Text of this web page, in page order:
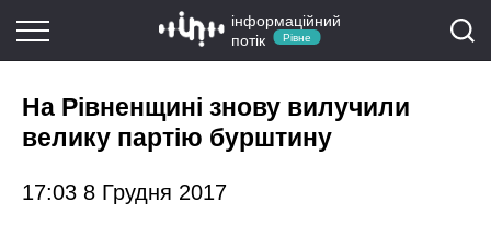
інформаційний
потік
Рівне
На Рівненщині знову вилучили
велику партію бурштину
17:03 8 Грудня 2017